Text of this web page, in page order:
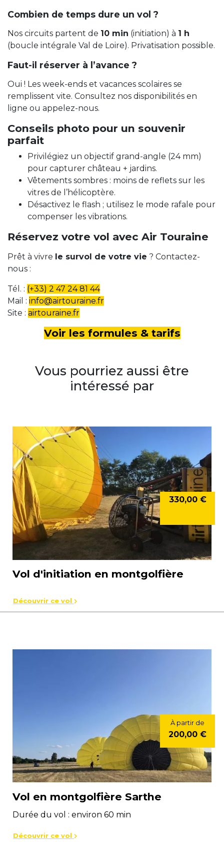
Combien de temps dure un vol ?
Nos circuits partent de 10 min (initiation) à 1 h
(boucle intégrale Val de Loire). Privatisation possible.
Faut-il réserver à l’avance ?
Oui ! Les week-ends et vacances scolaires se
remplissent vite. Consultez nos disponibilités en
ligne ou appelez-nous.
Conseils photo pour un souvenir
parfait
Privilégiez un objectif grand-angle (24 mm)
pour capturer château + jardins.
Vêtements sombres : moins de reflets sur les
vitres de l’hélicoptère.
Désactivez le flash ; utilisez le mode rafale pour
compenser les vibrations.
Réservez votre vol avec Air Touraine
Prêt à vivre le survol de votre vie ? Contactez-
nous :
Tél. : (+33) 2 47 24 81 44
Mail : info@airtouraine.fr
Site : airtouraine.fr
Voir les formules & tarifs
Vous pourriez aussi être
intéressé par
Vol d'initiation en montgolfière
330,00 €
Découvrir ce vol
Vol en montgolfière Sarthe
Durée du vol : environ 60 min
À partir de
200,00 €
Découvrir ce vol